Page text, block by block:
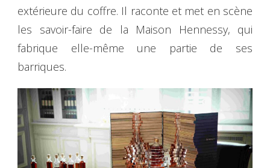
extérieure du coffre. Il raconte et met en scène
les savoir-faire de la Maison Hennessy, qui
fabrique elle-même une partie de ses
barriques.